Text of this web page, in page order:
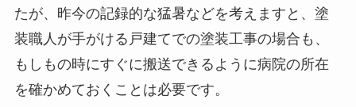
たが、昨今の記録的な猛暑などを考えますと、塗
装職人が手がける戸建てでの塗装工事の場合も、
もしもの時にすぐに搬送できるように病院の所在
を確かめておくことは必要です。